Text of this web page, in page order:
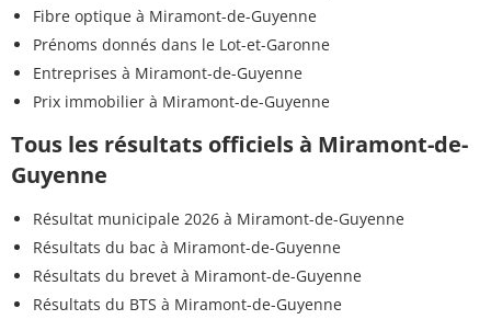
Fibre optique à Miramont-de-Guyenne
Prénoms donnés dans le Lot-et-Garonne
Entreprises à Miramont-de-Guyenne
Prix immobilier à Miramont-de-Guyenne
Tous les résultats officiels à Miramont-de-
Guyenne
Résultat municipale 2026 à Miramont-de-Guyenne
Résultats du bac à Miramont-de-Guyenne
Résultats du brevet à Miramont-de-Guyenne
Résultats du BTS à Miramont-de-Guyenne